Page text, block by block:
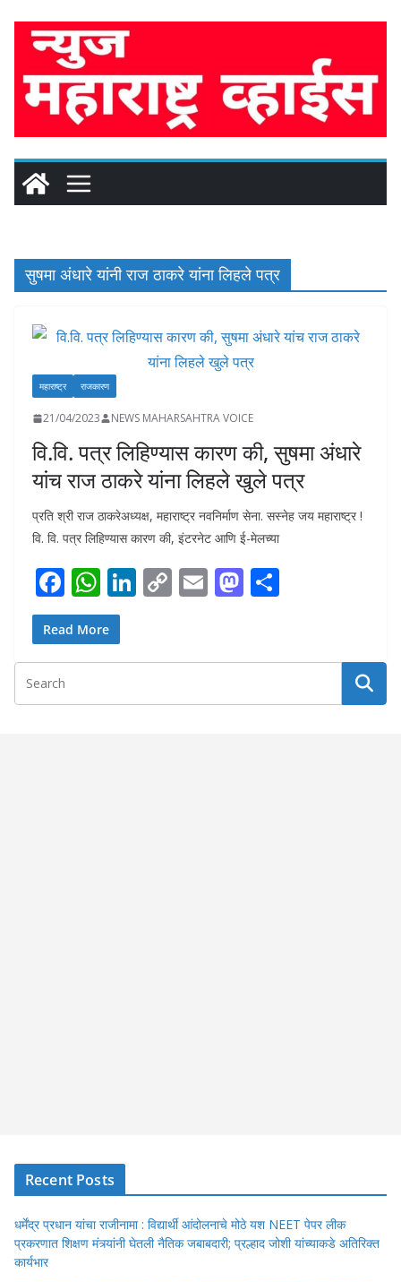
सुषमा अंधारे यांनी राज ठाकरे यांना लिहले पत्र
महाराष्ट्र राजकारण
21/04/2023 NEWS MAHARSAHTRA VOICE
वि.वि. पत्र लिहिण्यास कारण की, सुषमा अंधारे
यांच राज ठाकरे यांना लिहले खुले पत्र
प्रति श्री राज ठाकरेअध्यक्ष, महाराष्ट्र नवनिर्माण सेना. सस्नेह जय महाराष्ट्र !
वि. वि. पत्र लिहिण्यास कारण की, इंटरनेट आणि ई-मेलच्या
F
ac
e
b
o
W
h
at
s
A
Li
e
dI
C
y
Li
E
l
M
d
o
e
Read More
Recent Posts
धर्मेंद्र प्रधान यांचा राजीनामा : विद्यार्थी आंदोलनाचे मोठे यश NEET पेपर लीक
प्रकरणात शिक्षण मंत्र्यांनी घेतली नैतिक जबाबदारी; प्रल्हाद जोशी यांच्याकडे अतिरिक्त
कार्यभार